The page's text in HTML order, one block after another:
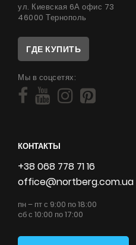
ул. Киевская 6А офис 73
46000 Тернополь
ГДЕ КУПИТЬ
Мы в соцсетях:
КОНТАКТЫ
+38 068 778 71 16
office@nortberg.com.ua
пн – пт с 9:00 по 18:00
cб с 10:00 по 17:00